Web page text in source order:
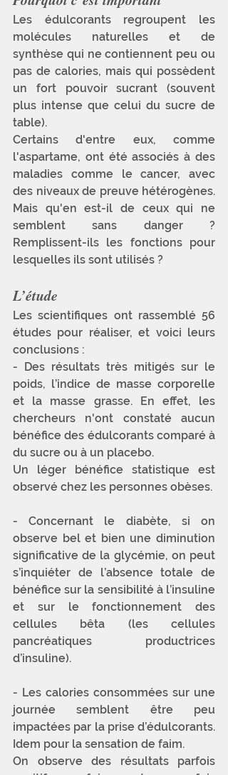
Les édulcorants regroupent les
molécules naturelles et de
synthèse qui ne contiennent peu ou
pas de calories, mais qui possèdent
un fort pouvoir sucrant (souvent
plus intense que celui du sucre de
table).
Certains d'entre eux, comme
l'aspartame, ont été associés à des
maladies comme le cancer, avec
des niveaux de preuve hétérogènes.
Mais qu'en est-il de ceux qui ne
semblent sans danger ?
Remplissent-ils les fonctions pour
lesquelles ils sont utilisés ?
L’étude
Les scientifiques ont rassemblé 56
études pour réaliser, et voici leurs
conclusions :
- Des résultats très mitigés sur le
poids, l’indice de masse corporelle
et la masse grasse. En effet, les
chercheurs n'ont constaté aucun
bénéfice des édulcorants comparé à
du sucre ou à un placebo.
Un léger bénéfice statistique est
observé chez les personnes obèses.
- Concernant le diabète, si on
observe bel et bien une diminution
significative de la glycémie, on peut
s’inquiéter de l’absence totale de
bénéfice sur la sensibilité à l’insuline
et sur le fonctionnement des
cellules bêta (les cellules
pancréatiques productrices
d’insuline).
- Les calories consommées sur une
journée semblent être peu
impactées par la prise d’édulcorants.
Idem pour la sensation de faim.
On observe des résultats parfois